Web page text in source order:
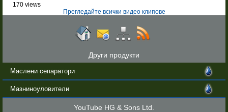
170 views
Прегледайте всички видео клипове
Други продукти
Маслени сепаратори
Мазниноуловители
YouTube HG & Sons Ltd.